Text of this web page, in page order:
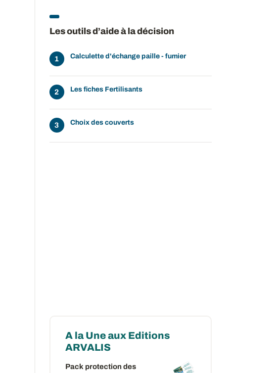
Les outils d’aide à la décision
Calculette d'échange paille - fumier
Les fiches Fertilisants
Choix des couverts
A la Une aux Editions
ARVALIS
Pack protection des